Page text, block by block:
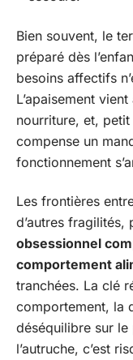
Bien souvent, le
préparé dès
besoins affectifs
L’apaisement
nourriture, et,
compense un
fonctionnement
Les frontières
d’autres fragilités,
obsessionnel
comportement
tranchées. La clé
comportement, la
déséquilibre sur
l’autruche, c’est